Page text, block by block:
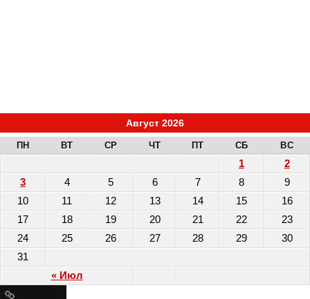
Август 2026
ПН ВТ СР ЧТ ПТ СБ ВС
« Июл
1
2
3
4 5 6 7 8
9
10
11 12 13 14 15
16
17
18 19 20 21 22
23
24
25 26 27 28 29
30
31